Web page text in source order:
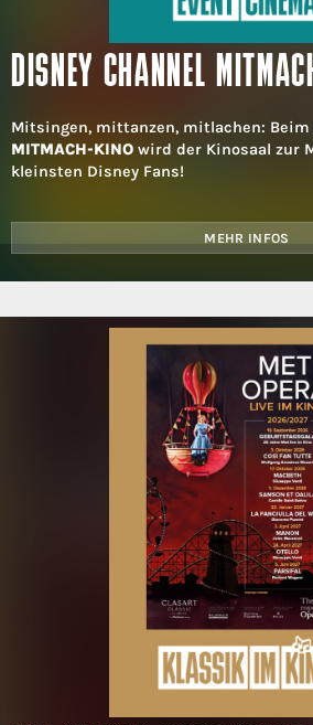
DISNEY CHANNEL
Mitsingen, mittanzen, mitlachen: Beim
MITMACH-KINO wird der Kinosaal zur
kleinsten Disney Fans!
MEHR INFOS